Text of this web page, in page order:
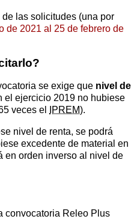
de las solicitudes (una por
de 2021 al 25 de febrero de
se exige que nivel de
el ejercicio 2019 no hubiese
veces el IPREM).
nivel de renta, se podrá
excedente de material en
en orden inverso al nivel de
convocatoria Releo Plus